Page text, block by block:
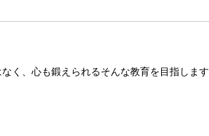
く、心も鍛えられるそんな教育を目指します